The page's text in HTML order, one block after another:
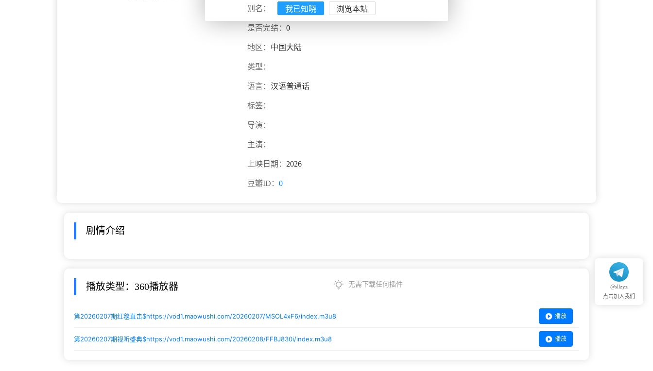
别名：
是否完结： 0
地区： 中国大陆
类型：
语言： 汉语普通话
标签：
导演：
主演：
上映日期： 2026
豆瓣ID： 0
剧情介绍
播放类型：360播放器 无需下载任何插件
第20260207期红毯直击$https://vod1.maowushi.com/20260207/MSOL4xF6/index.m3u8 播放
第20260207期视听盛典$https://vod1.maowushi.com/20260208/FFBJ830i/index.m3u8 播放
@sllzyz
点击加入我们
我已知晓 浏览本站